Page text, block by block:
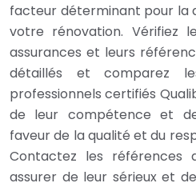
facteur déterminant pour la
votre rénovation. Vérifiez
assurances et leurs
détaillés et comparez
professionnels certifiés
de leur compétence et
faveur de la qualité et du
Contactez les références
assurer de leur sérieux et